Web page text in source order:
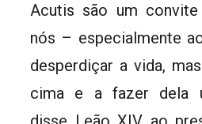
Acutis são um
nós – especialmente
desperdiçar a vida,
cima e a fazer dela